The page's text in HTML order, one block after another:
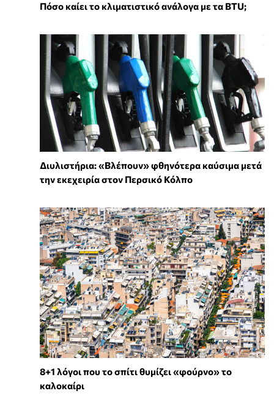
Πόσο καίει το κλιματιστικό ανάλογα με τα BTU;
Διυλιστήρια: «Βλέπουν» φθηνότερα καύσιμα μετά
την εκεχειρία στον Περσικό Κόλπο
8+1 λόγοι που το σπίτι θυμίζει «φούρνο» το
καλοκαίρι